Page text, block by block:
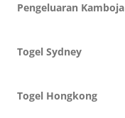
Pengeluaran Kamboja
Togel Sydney
Togel Hongkong